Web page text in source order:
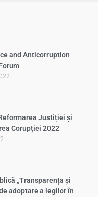
and Anticorruption
Justiției și
Corupției 2022
„Transparența și
adoptare a legilor în